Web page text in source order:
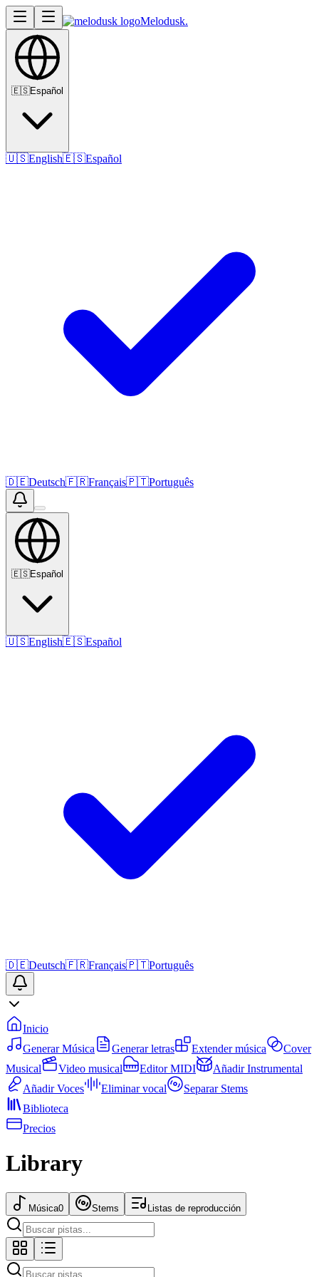
Melodusk.
🇪🇸Español
🇺🇸English🇪🇸Español
🇩🇪Deutsch🇫🇷Français🇵🇹Português
🇪🇸Español
🇺🇸English🇪🇸Español
🇩🇪Deutsch🇫🇷Français🇵🇹Português
Inicio
Generar Música
Generar letras Extender música
Cover
Musical
Video musical Editor MIDI
Añadir Instrumental
Añadir Voces
Eliminar vocal
Separar Stems
Biblioteca
Precios
Library
Música0 Stems Listas de reproducción